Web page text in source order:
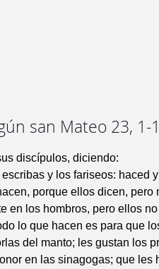
san Mateo 23, 1-
discípulos, diciendo:
y los fariseos: haced
porque ellos dicen, pero
en los hombros, pero ellos
lo que hacen es para que
del manto; les gustan los
en las sinagogas; que les